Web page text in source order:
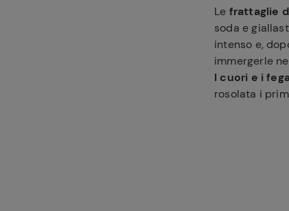
Le frattaglie
soda e
intenso e,
immergerle
I cuori e i
rosolata i